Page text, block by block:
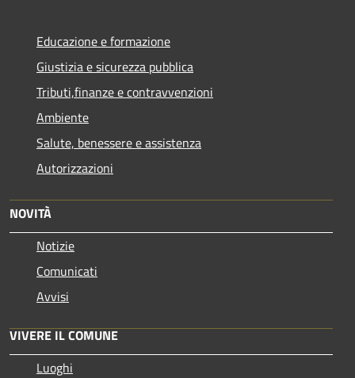
Educazione e formazione
Giustizia e sicurezza pubblica
Tributi,finanze e contravvenzioni
Ambiente
Salute, benessere e assistenza
Autorizzazioni
NOVITÀ
Notizie
Comunicati
Avvisi
VIVERE IL COMUNE
Luoghi